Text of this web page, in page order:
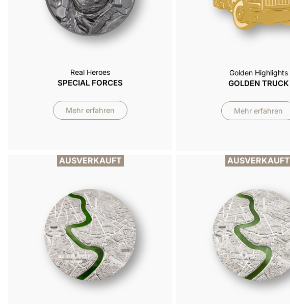
Real Heroes
SPECIAL FORCES
Mehr erfahren
Golden Highlights
GOLDEN TRUCK
Mehr erfahren
AUSVERKAUFT AUSVERKAUFT